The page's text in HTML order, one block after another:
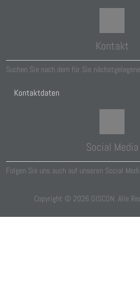
Kontakt
Suchen Sie nach dem für Sie
Kontaktdaten
Social Media
Folgen Sie uns auch auf unseren Social
Copyright © 2026 GISCON. Alle